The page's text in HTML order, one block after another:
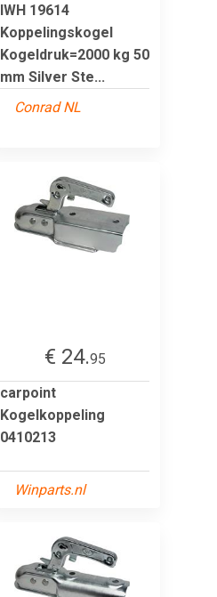
IWH 19614
Koppelingskogel
Kogeldruk=2000 kg 50
mm Silver Ste...
Conrad NL
€ 24.95
carpoint
Kogelkoppeling
0410213
Winparts.nl